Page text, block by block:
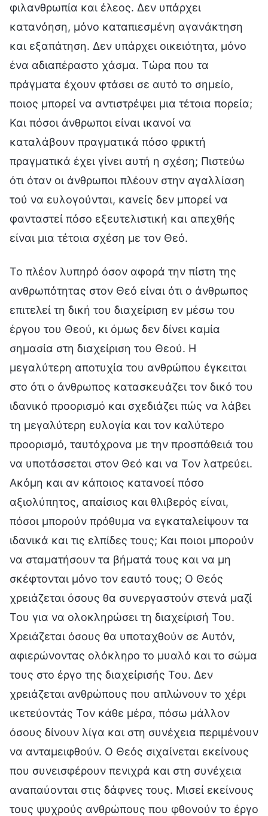
φιλανθρωπία και έλεος. Δεν υπάρχει
κατανόηση, μόνο καταπιεσμένη αγανάκτηση
και εξαπάτηση. Δεν υπάρχει οικειότητα, μόνο
ένα αδιαπέραστο χάσμα. Τώρα που τα
πράγματα έχουν φτάσει σε αυτό το σημείο,
ποιος μπορεί να αντιστρέψει μια τέτοια πορεία;
Και πόσοι άνθρωποι είναι ικανοί να
καταλάβουν πραγματικά πόσο φρικτή
πραγματικά έχει γίνει αυτή η σχέση; Πιστεύω
ότι όταν οι άνθρωποι πλέουν στην αγαλλίαση
τού να ευλογούνται, κανείς δεν μπορεί να
φανταστεί πόσο εξευτελιστική και απεχθής
είναι μια τέτοια σχέση με τον Θεό.
Το πλέον λυπηρό όσον αφορά την πίστη της
ανθρωπότητας στον Θεό είναι ότι ο άνθρωπος
επιτελεί τη δική του διαχείριση εν μέσω του
έργου του Θεού, κι όμως δεν δίνει καμία
σημασία στη διαχείριση του Θεού. Η
μεγαλύτερη αποτυχία του ανθρώπου έγκειται
στο ότι ο άνθρωπος κατασκευάζει τον δικό του
ιδανικό προορισμό και σχεδιάζει πώς να λάβει
τη μεγαλύτερη ευλογία και τον καλύτερο
προορισμό, ταυτόχρονα με την προσπάθειά του
να υποτάσσεται στον Θεό και να Τον λατρεύει.
Ακόμη και αν κάποιος κατανοεί πόσο
αξιολύπητος, απαίσιος και θλιβερός είναι,
πόσοι μπορούν πρόθυμα να εγκαταλείψουν τα
ιδανικά και τις ελπίδες τους; Και ποιοι μπορούν
να σταματήσουν τα βήματά τους και να μη
σκέφτονται μόνο τον εαυτό τους; Ο Θεός
χρειάζεται όσους θα συνεργαστούν στενά μαζί
Του για να ολοκληρώσει τη διαχείρισή Του.
Χρειάζεται όσους θα υποταχθούν σε Αυτόν,
αφιερώνοντας ολόκληρο το μυαλό και το σώμα
τους στο έργο της διαχείρισής Του. Δεν
χρειάζεται ανθρώπους που απλώνουν τo χέρι
ικετεύοντάς Τον κάθε μέρα, πόσω μάλλον
όσους δίνουν λίγα και στη συνέχεια περιμένουν
να ανταμειφθούν. Ο Θεός σιχαίνεται εκείνους
που συνεισφέρουν πενιχρά και στη συνέχεια
αναπαύονται στις δάφνες τους. Μισεί εκείνους
τους ψυχρούς ανθρώπους που φθονούν το έργο